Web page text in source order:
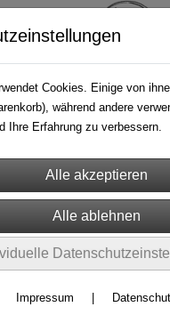
Stickdateien
Cookies. Einige von
während andere
Ihre Erfahrung zu verbessern.
Impressum